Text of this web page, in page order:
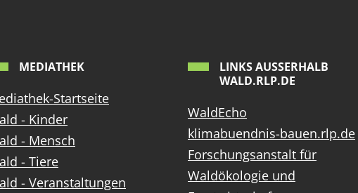
MEDIATHEK
Startseite
- Kinder
- Mensch
- Tiere
- Veranstaltungen
LINKS AUSSERHALB W
ALD.RLP.DE
WaldEcho
klimabuendnis-bauen.rlp.de
Forschungsanstalt für
Waldökologie und